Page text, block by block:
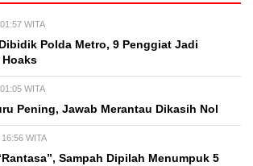
WITA
Polda Metro, 9 Penggiat Jadi
WITA
Pening, Jawab Merantau Dikasih Nol
WITA
Sampah Dipilah Menumpuk 5